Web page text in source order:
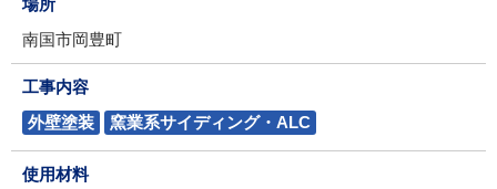
場所
南国市岡豊町
工事内容
外壁塗装
窯業系サイディング・ALC
使用材料